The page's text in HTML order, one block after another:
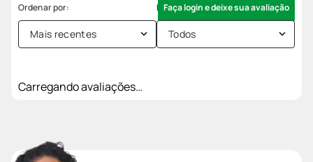
Faça login e deixe sua avaliação
Mais recentes Todos
Carregando avaliações…